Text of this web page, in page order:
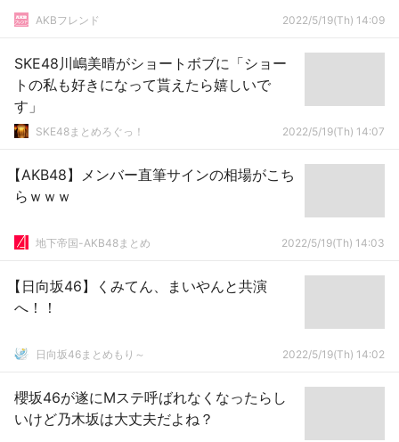
AKBフレンド 2022/5/19(Th) 14:09
SKE48川嶋美晴がショートボブに「ショー
トの私も好きになって貰えたら嬉しいで
す」
SKE48まとめろぐっ！ 2022/5/19(Th) 14:07
【AKB48】メンバー直筆サインの相場がこち
らｗｗｗ
地下帝国-AKB48まとめ 2022/5/19(Th) 14:03
【日向坂46】くみてん、まいやんと共演
へ！！
日向坂46まとめもり～ 2022/5/19(Th) 14:02
櫻坂46が遂にMステ呼ばれなくなったらし
いけど乃木坂は大丈夫だよね？